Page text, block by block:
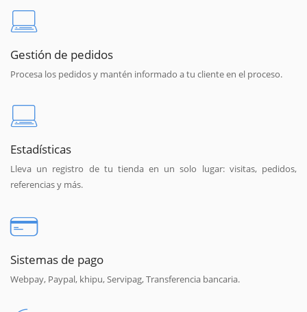
Gestión de pedidos
Procesa los pedidos y mantén informado a tu cliente en el proceso.
Estadísticas
Lleva un registro de tu tienda en un solo lugar: visitas, pedidos,
referencias y más.
Sistemas de pago
Webpay, Paypal, khipu, Servipag, Transferencia bancaria.